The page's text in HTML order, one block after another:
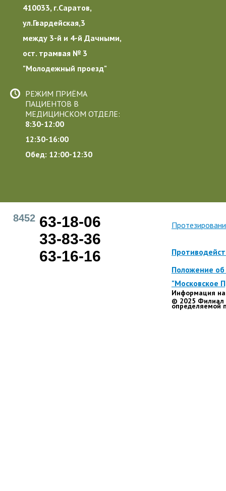
410033, г.Саратов,
ул.Гвардейская,3
между 3-й и 4-й Дачными,
ост. трамвая № 3
"Молодежный проезд"
РЕЖИМ ПРИЁМА
ПАЦИЕНТОВ В
МЕДИЦИНСКОМ ОТДЕЛЕ:
8:30-12:00
12:30-16:00
Обед: 12:00-12:30
8452 63-18-06
33-83-36
63-16-16
Положение
"Московское
© 2025 Филиал
Информация на
определяемой